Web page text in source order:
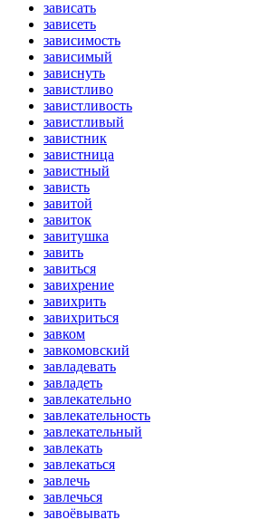
зависать
зависеть
зависимость
зависимый
зависнуть
завистливо
завистливость
завистливый
завистник
завистница
завистный
зависть
завитой
завиток
завитушка
завить
завиться
завихрение
завихрить
завихриться
завком
завкомовский
завладевать
завладеть
завлекательно
завлекательность
завлекательный
завлекать
завлекаться
завлечь
завлечься
завоёвывать